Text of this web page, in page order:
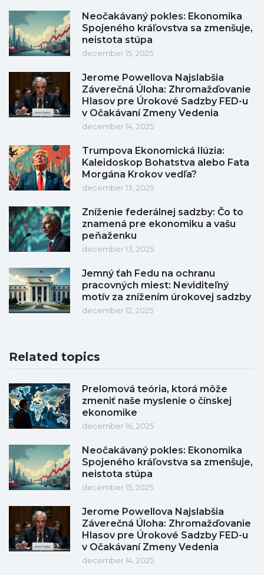
Neočakávaný pokles: Ekonomika
Spojeného kráľovstva sa zmenšuje,
neistota stúpa
december 15, 2025
Jerome Powellova Najslabšia
Záverečná Úloha: Zhromažďovanie
Hlasov pre Úrokové Sadzby FED-u
v Očakávaní Zmeny Vedenia
december 14, 2025
Trumpova Ekonomická Ilúzia:
Kaleidoskop Bohatstva alebo Fata
Morgána Krokov vedľa?
december 13, 2025
Zníženie federálnej sadzby: Čo to
znamená pre ekonomiku a vašu
peňaženku
december 13, 2025
Jemný ťah Fedu na ochranu
pracovných miest: Neviditeľný
motív za znížením úrokovej sadzby
december 12, 2025
Related topics
Prelomová teória, ktorá môže
zmeniť naše myslenie o čínskej
ekonomike
december 16, 2025
Neočakávaný pokles: Ekonomika
Spojeného kráľovstva sa zmenšuje,
neistota stúpa
december 15, 2025
Jerome Powellova Najslabšia
Záverečná Úloha: Zhromažďovanie
Hlasov pre Úrokové Sadzby FED-u
v Očakávaní Zmeny Vedenia
december 14, 2025